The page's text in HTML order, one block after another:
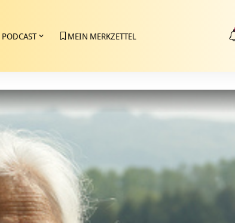
PODCAST MEIN MERKZETTEL